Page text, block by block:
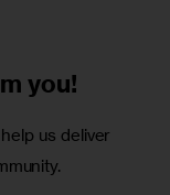
you!
us deliver